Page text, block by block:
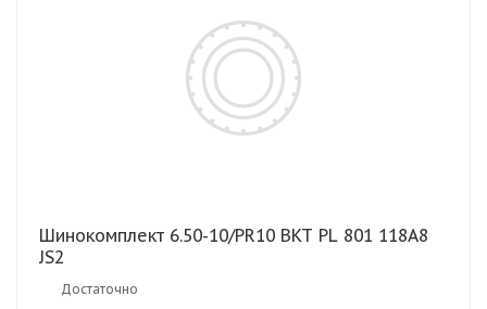
Шинокомплект 6.50-10/PR10 BKT PL 801 118A8
JS2
Достаточно